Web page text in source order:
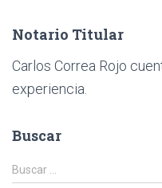
Notario Titular
Carlos Correa Rojo
experiencia.
Buscar
B
u
Buscar …